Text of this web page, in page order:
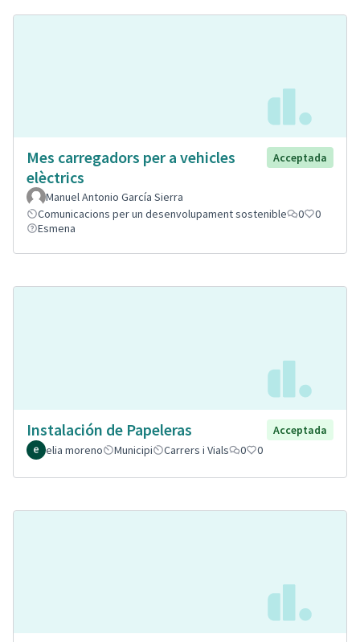
Mes carregadors per a vehicles
elèctrics
Acceptada
Manuel Antonio García Sierra
Comunicacions per un desenvolupament sostenible
0
0
Esmena
Instalación de Papeleras
Acceptada
elia moreno
Municipi Carrers i Vials 0 0